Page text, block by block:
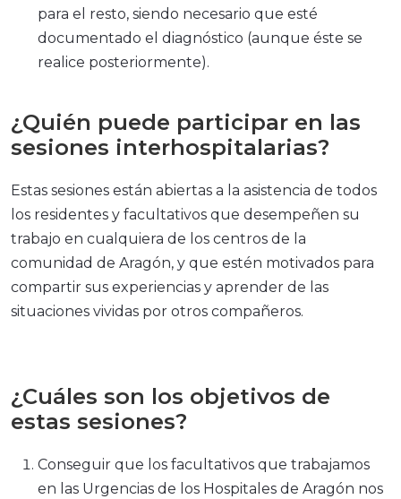
para el resto, siendo necesario que esté
documentado el diagnóstico (aunque éste se
realice posteriormente).
¿Quién puede participar en las
sesiones interhospitalarias?
Estas sesiones están abiertas a la asistencia de todos
los residentes y facultativos que desempeñen su
trabajo en cualquiera de los centros de la
comunidad de Aragón, y que estén motivados para
compartir sus experiencias y aprender de las
situaciones vividas por otros compañeros.
¿Cuáles son los objetivos de
estas sesiones?
Conseguir que los facultativos que trabajamos
en las Urgencias de los Hospitales de Aragón nos